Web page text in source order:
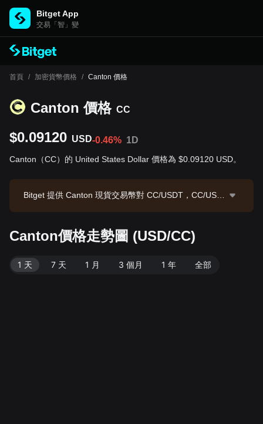
Bitget App
交易「智」變
首頁 / 加密貨幣價格 / Canton 價格
Canton 價格 CC
$0.09120 USD-0.46% 1D
Canton（CC）的 United States Dollar 價格為 $0.09120 USD。
Bitget 提供 Canton 現貨交易幣對 CC/USDT，CC/USD
B CC。數據來源：Bitget 交易所，最後更新時間：2026
Canton價格走勢圖 (USD/CC)
1 天 7 天 1 月 3 個月 1 年 全部